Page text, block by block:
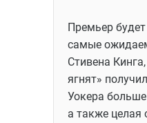
Премьер
самые
Стивена
ягнят»
Уокера
а также целая